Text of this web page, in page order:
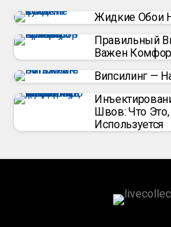
Жидкие Обои
Правильный
Важен
Випсилинг —
Швов: Что
Используется